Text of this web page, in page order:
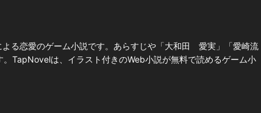
る恋愛のゲーム小説です。あらすじや「大和田 愛実」「愛崎流
TapNovelは、イラスト付きのWeb小説が無料で読めるゲーム小